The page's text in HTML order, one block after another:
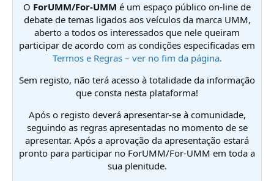
O ForUMM/For-UMM é um espaço público on-line de
debate de temas ligados aos veículos da marca UMM,
aberto a todos os interessados que nele queiram
participar de acordo com as condições especificadas em
Termos e Regras – ver no fim da página.
Sem registo, não terá acesso à totalidade da informação
que consta nesta plataforma!
Após o registo deverá apresentar-se à comunidade,
seguindo as regras apresentadas no momento de se
apresentar. Após a aprovação da apresentação estará
pronto para participar no ForUMM/For-UMM em toda a
sua plenitude.